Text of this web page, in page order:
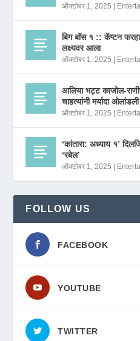
ऑक्टोबर 1, 2025 |
बिग बॉस १ :: कॅप्टन
लक्ष्यवर आला
ऑक्टोबर 1, 2025 |
आलिया भट्ट काजोल-
चाहत्यांनी मर्यादा ओलांडली
ऑक्टोबर 1, 2025 |
‘कांतारा: अध्याय १’
‘रबेल’
ऑक्टोबर 1, 2025 |
FOLLOW US
FACEBOOK
YOUTUBE
TWITTER